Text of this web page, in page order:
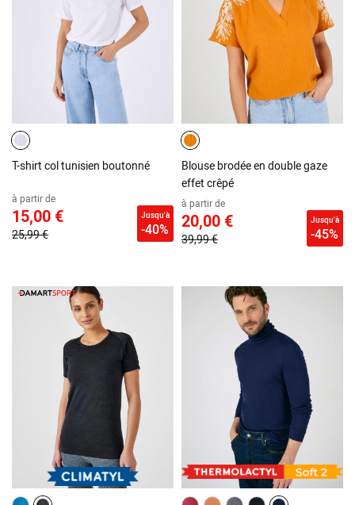
T-shirt col tunisien boutonné
à partir de
15,00 €
25,99 €
Jusqu'à
-40%
Blouse brodée en double gaze
effet crêpé
à partir de
20,00 €
39,99 €
Jusqu'à
-45%